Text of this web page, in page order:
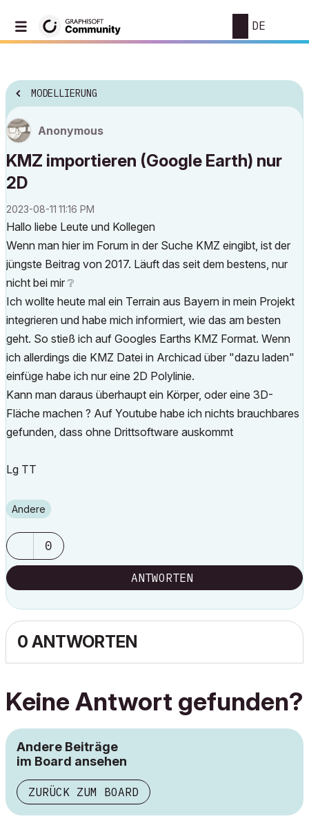
DE
MODELLIERUNG
Anonymous
KMZ importieren (Google Earth) nur
2D
‎2023-08-11 11:16 PM
Hallo liebe Leute und Kollegen
Wenn man hier im Forum in der Suche KMZ eingibt, ist der
jüngste Beitrag von 2017. Läuft das seit dem bestens, nur
nicht bei mir ❔
Ich wollte heute mal ein Terrain aus Bayern in mein Projekt
integrieren und habe mich informiert, wie das am besten
geht. So stieß ich auf Googles Earths KMZ Format. Wenn
ich allerdings die KMZ Datei in Archicad über "dazu laden"
einfüge habe ich nur eine 2D Polylinie.
Kann man daraus überhaupt ein Körper, oder eine 3D-
Fläche machen ? Auf Youtube habe ich nichts brauchbares
gefunden, dass ohne Drittsoftware auskommt
Lg TT
Andere
0
ANTWORTEN
0 ANTWORTEN
Keine Antwort gefunden?
Andere Beiträge
im Board ansehen
ZURÜCK ZUM BOARD